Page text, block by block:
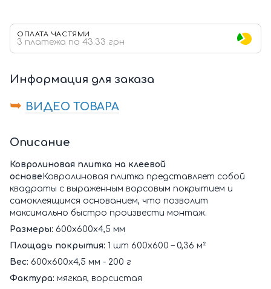
ОПЛАТА ЧАСТЯМИ
3 платежа по 43.33 грн
Информация для заказа
➥ ВИДЕО ТОВАРА
Описание
Ковролиновая плитка на клеевой
основе Ковролиновая плитка представляет собой
квадраты с выраженным ворсовым покрытием и
самоклеящимся основанием, что позволит
максимально быстро произвести монтаж.
Размеры: 600х600х4,5 мм
Площадь покрытия: 1 шт 600х600 – 0,36 м²
Вес: 600х600х4,5 мм - 200 г
Фактура: мягкая, ворсистая